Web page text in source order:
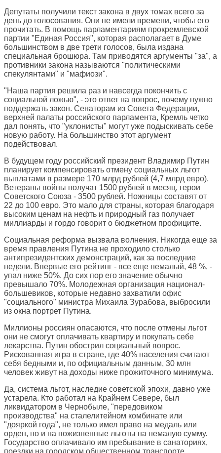
Депутаты получили текст закона в двух томах всего за
день до голосования. Они не имели времени, чтобы его
прочитать. В помощь парламентариям прокремлевской
партии "Единая Россия", которая располагает в Думе
большинством в две трети голосов, была издана
специальная брошюра. Там приводятся аргументы "за", а
противники закона называются "политическими
спекулянтами" и "мафиози".
"Наша партия решила раз и навсегда покончить с
социальной ложью", - это ответ на вопрос, почему нужно
поддержать закон. Сенаторам из Совета Федерации,
верхней палаты российского парламента, Кремль четко
дал понять, что "уклонисты" могут уже подыскивать себе
новую работу. На большинство этот аргумент
подействовал.
В будущем году российский президент Владимир Путин
планирует компенсировать отмену социальных льгот
выплатами в размере 170 млрд рублей (4,7 млрд евро).
Ветераны войны получат 1500 рублей в месяц, герои
Советского Союза - 3500 рублей. Ножницы составят от
22 до 100 евро. Это мало для страны, которая благодаря
высоким ценам на нефть и природный газ получает
миллиарды и гордо говорит о бюджетном профиците.
Социальная реформа вызвала волнения. Никогда еще за
время правления Путина не проходило столько
антипрезидентских демонстраций, как за последние
недели. Впервые его рейтинг - все еще немалый, 48 %, -
упал ниже 50%. До сих пор его значение обычно
превышало 70%. Молодежная организация национал-
большевиков, которые недавно захватили офис
"социального" министра Михаила Зурабова, выбросили
из окна портрет Путина.
Миллионы россиян опасаются, что после отмены льгот
они не смогут оплачивать квартиру и покупать себе
лекарства. Путин обострил социальный вопрос.
Рискованная игра в стране, где 40% населения считают
себя бедными и, по официальным данным, 30 млн
человек живут на доходы ниже прожиточного минимума.
Да, система льгот, наследие советской эпохи, давно уже
устарела. Кто работал на Крайнем Севере, был
ликвидатором в Чернобыле, "передовиком
производства" на сталелитейном комбинате или
"дояркой года", не только имел право на медаль или
орден, но и на пожизненные льготы на немалую сумму.
Государство оплачивало им пребывание в санаториях,